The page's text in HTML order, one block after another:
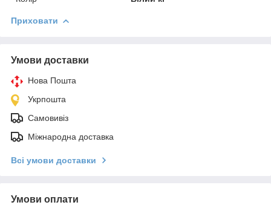
Приховати
Умови доставки
Нова Пошта
Укрпошта
Самовивіз
Міжнародна доставка
Всі умови доставки
Умови оплати